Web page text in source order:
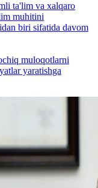
ta'lim va xalqaro
muhitini
biri sifatida davom
muloqotlarni
yaratishga